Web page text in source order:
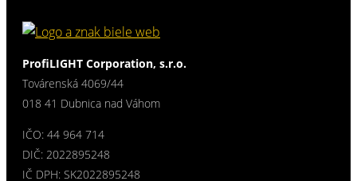
ProfiLIGHT Corporation, s.r.o.
Továrenská 4069/44
018 41 Dubnica nad Váhom
IČO: 44 964 714
DIČ: 2022895248
IČ DPH: SK2022895248